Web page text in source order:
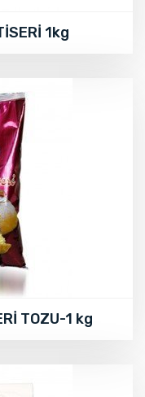
1kg
TOZU-1 kg